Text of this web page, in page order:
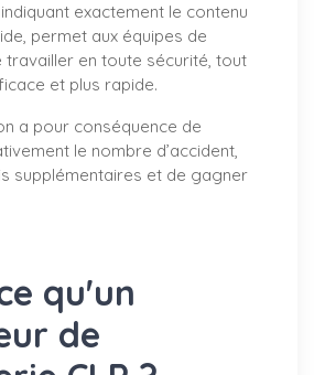
exactement le contenu
permet aux équipes de
travailler en toute sécurité, tout
et plus rapide.
a pour conséquence de
le nombre d’accident,
supplémentaires et de gagner
qu'un
de